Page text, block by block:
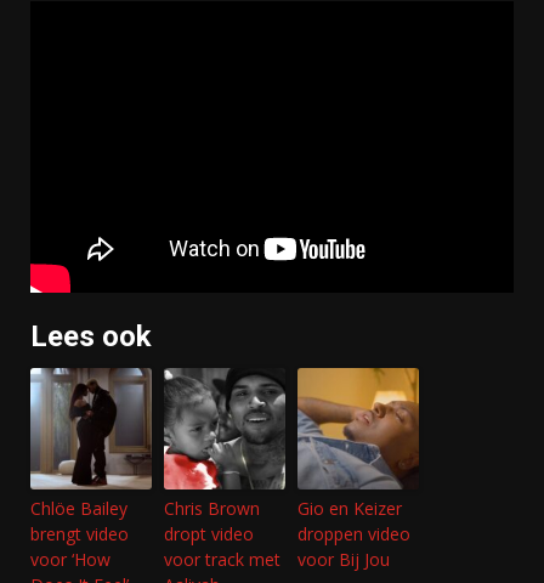
Lees ook
Chlöe Bailey
brengt video
voor ‘How
Chris Brown
dropt video
voor track met
Gio en Keizer
droppen video
voor Bij Jou